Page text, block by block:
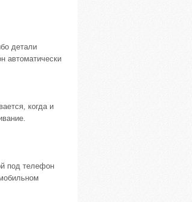
детали
автоматически
когда и
под телефон